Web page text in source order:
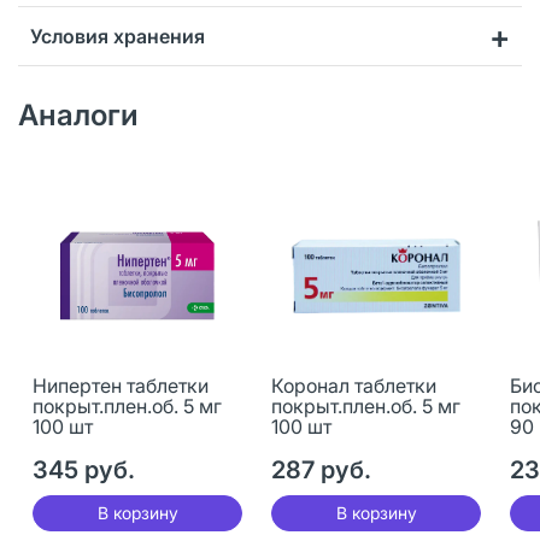
Условия хранения
Аналоги
Нипертен таблетки
покрыт.плен.об. 5 мг
100 шт
345 руб.
В корзину
Коронал таблетки
покрыт.плен.об. 5 мг
100 шт
287 руб.
В корзину
90